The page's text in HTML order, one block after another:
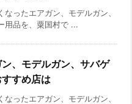
ったエアガン、モデルガン、
用品を、粟国村で ...
、モデルガン、サバゲ
すめ店は
ったエアガン、モデルガン、